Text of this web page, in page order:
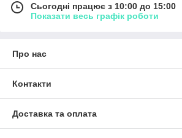
Сьогодні працює з 10:00 до 15:00
Показати весь графік роботи
Про нас
Контакти
Доставка та оплата